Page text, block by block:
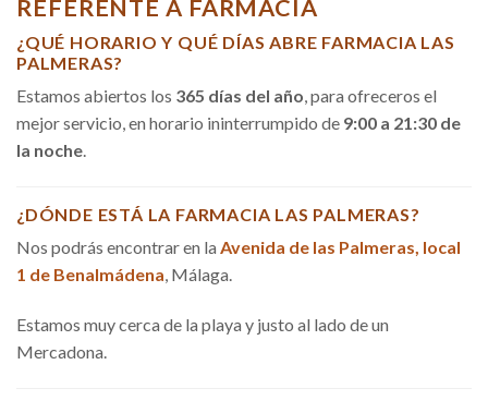
REFERENTE A FARMACIA
¿QUÉ HORARIO Y QUÉ DÍAS ABRE FARMACIA LAS
PALMERAS?
Estamos abiertos los 365 días del año, para ofreceros el
mejor servicio, en horario ininterrumpido de 9:00 a 21:30 de
la noche.
¿DÓNDE ESTÁ LA FARMACIA LAS PALMERAS?
Nos podrás encontrar en la Avenida de las Palmeras, local
1 de Benalmádena, Málaga.
Estamos muy cerca de la playa y justo al lado de un
Mercadona.